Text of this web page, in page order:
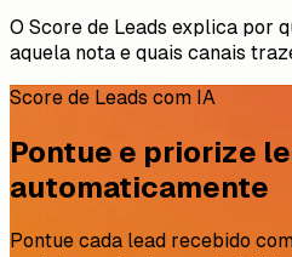
O Score de Leads explica por
aquela nota e quais canais
Score de Leads com IA
Pontue e priorize
automaticamente
Pontue cada lead recebido